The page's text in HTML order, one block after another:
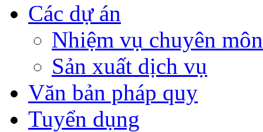
Các dự án
Nhiệm vụ chuyên môn
Sản xuất dịch vụ
Văn bản pháp quy
Tuyển dụng